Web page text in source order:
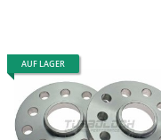
AUF LAGER